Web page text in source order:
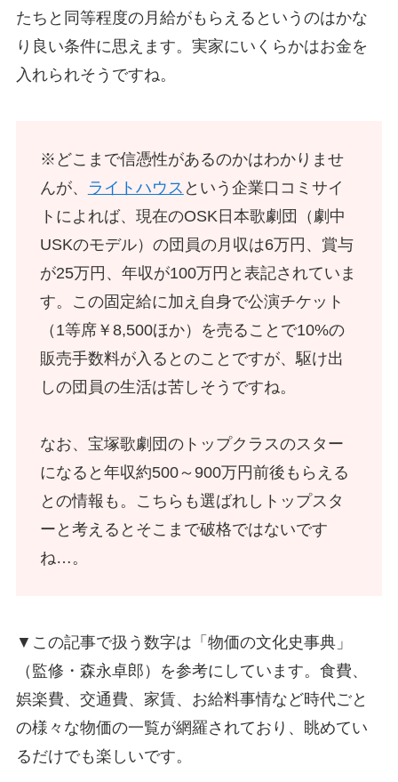
たちと同等程度の月給がもらえるというのはかな
り良い条件に思えます。実家にいくらかはお金を
入れられそうですね。
※どこまで信憑性があるのかはわかりませ
んが、
ライトハウス という企業口コミサイ
トによれば、現在のOSK日本歌劇団（劇中
USKのモデル）の団員の月収は6万円、賞与
が25万円、年収が100万円と表記されていま
す。この固定給に加え自身で公演チケット
（1等席￥8,500ほか）を売ることで10%の
販売手数料が入るとのことですが、駆け出
しの団員の生活は苦しそうですね。
なお、宝塚歌劇団のトップクラスのスター
になると年収約500～900万円前後もらえる
との情報も。こちらも選ばれしトップスタ
ーと考えるとそこまで破格ではないです
ね…。
▼この記事で扱う数字は「物価の文化史事典」
（監修・森永卓郎）を参考にしています。食費、
娯楽費、交通費、家賃、お給料事情など時代ごと
の様々な物価の一覧が網羅されており、眺めてい
るだけでも楽しいです。